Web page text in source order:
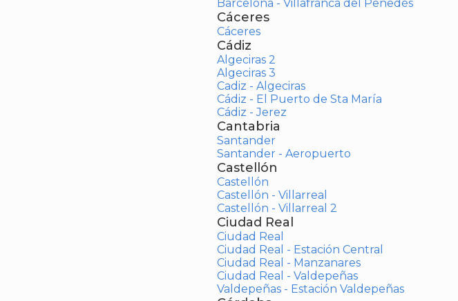
Barcelona - Villafranca del Penedés
Cáceres
Cáceres
Cádiz
Algeciras 2
Algeciras 3
Cadiz - Algeciras
Cádiz - El Puerto de Sta María
Cádiz - Jerez
Cantabria
Santander
Santander - Aeropuerto
Castellón
Castellón
Castellón - Villarreal
Castellón - Villarreal 2
Ciudad Real
Ciudad Real
Ciudad Real - Estación Central
Ciudad Real - Manzanares
Ciudad Real - Valdepeñas
Valdepeñas - Estación Valdepeñas